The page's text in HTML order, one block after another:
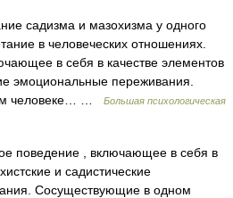
садизма и мазохизма у одного
в человеческих отношениях.
в себя в качестве элементов
эмоциональные переживания.
человеке… …
Большая психологическая
поведение , включающее в себя в
и садистические
Сосуществующие в одном